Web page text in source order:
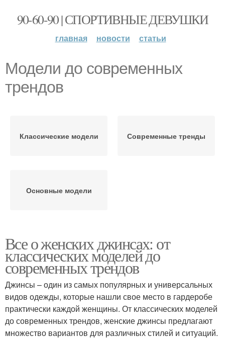
90-60-90 | СПОРТИВНЫЕ ДЕВУШКИ
главная новости статьи
Модели до современных
трендов
Классические модели Современные тренды
Основные модели
Все о женских джинсах: от
классических моделей до
современных трендов
Джинсы – один из самых популярных и универсальных
видов одежды, которые нашли свое место в гардеробе
практически каждой женщины. От классических моделей
до современных трендов, женские джинсы предлагают
множество вариантов для различных стилей и ситуаций.